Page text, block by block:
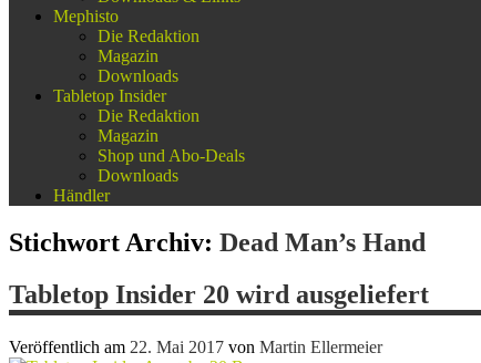
Mephisto
Die Redaktion
Magazin
Downloads
Tabletop Insider
Die Redaktion
Magazin
Shop und Abo-Deals
Downloads
Händler
Stichwort Archiv: Dead Man’s Hand
Tabletop Insider 20 wird ausgeliefert
Veröffentlich am 22. Mai 2017 von Martin Ellermeier